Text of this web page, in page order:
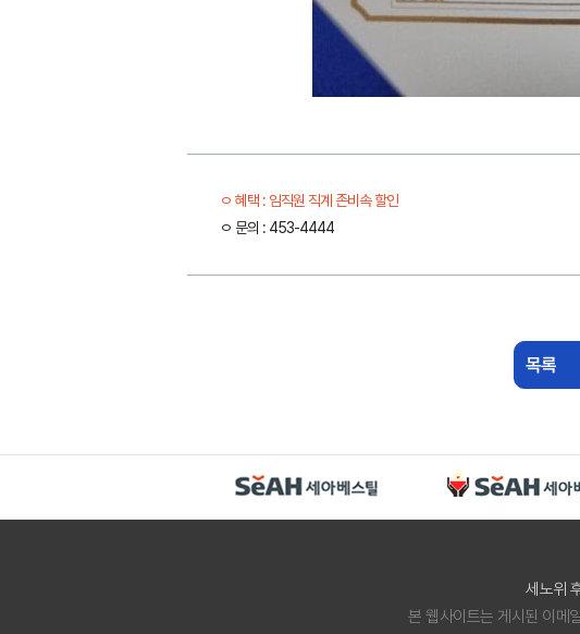
혜택 : 임직원 직계 존비속 할인
문의 : 453-4444
목록
세노위
본 웹사이트는 게시된 이메